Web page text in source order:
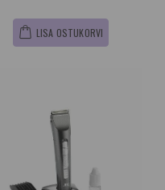
LISA OSTUKORVI